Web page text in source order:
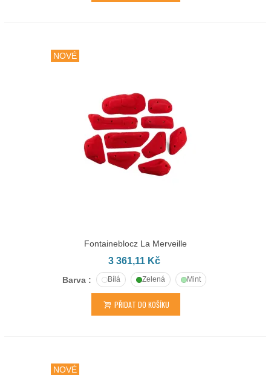
NOVÉ
Fontaineblocz La Merveille
3 361,11 Kč
Barva : Bílá Zelená Mint
PŘIDAT DO KOŠÍKU
NOVÉ